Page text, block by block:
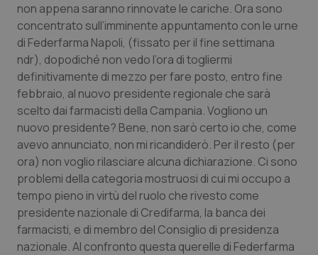
Sardegna
Sicilia
Toscana
Umbria
Valle D’Aosta
Veneto
Malattia di Crohn & Rettocolite Ulcerosa
Neuroscienze & patologie neurodegenerative
Obesità
Oftalmologia
Oncodermatologia
Oncoematologia
Oncologia & Nutrizione
non appena saranno rinnovate le cariche. Ora sono
concentrato sull’imminente appuntamento con le urne
di Federfarma Napoli, (fissato per il fine settimana
ndr), dopodiché non vedo l’ora di togliermi
definitivamente di mezzo per fare posto, entro fine
febbraio, al nuovo presidente regionale che sarà
scelto dai farmacisti della Campania. Vogliono un
nuovo presidente? Bene, non sarò certo io che, come
avevo annunciato, non mi ricandiderò. Per il resto (per
ora) non voglio rilasciare alcuna dichiarazione. Ci sono
problemi della categoria mostruosi di cui mi occupo a
tempo pieno in virtù del ruolo che rivesto come
presidente nazionale di Credifarma, la banca dei
farmacisti, e di membro del Consiglio di presidenza
nazionale. Al confronto questa querelle di Federfarma